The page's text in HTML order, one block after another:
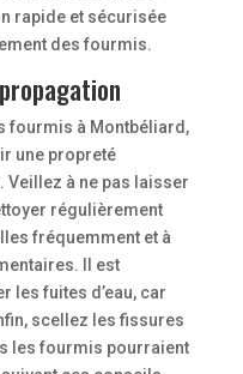
rapide et sécurisée
des fourmis.
fourmis à Montbéliard,
une propreté
à ne pas laisser
régulièrement
fréquemment et à
Il est
les fuites d’eau, car
scellez les fissures
les fourmis pourraient